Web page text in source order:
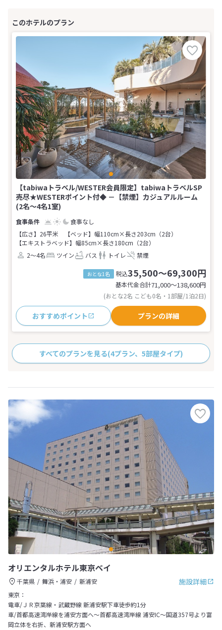
【tabiwaトラベル/WESTER会員限定】tabiwaトラベルSP
売尽★WESTERポイント付◆ －【禁煙】カジュアルルーム
(2名～4名1室)
食事なし
【広さ】26平米
【ベッド】幅110cm×長さ203cm（2台）
【エキストラベッド】幅85cm×長さ180cm（2台）
2～4名
ツイン バス トイレ 禁煙
おとな1名 税込35,500～69,300円
基本代金合計71,000〜138,600円
(おとな2名 こども0名・1部屋/1泊2日)
おすすめポイント プランの詳細
すべてのプランを見る(4プラン、5部屋タイプ)
オリエンタルホテル東京ベイ
施設詳細
千葉県 舞浜・浦安
新浦安
東京：
電車/ＪＲ京葉線・武蔵野線 新浦安駅下車徒歩約1分
車/首都高速湾岸線を浦安方面へ～首都高速湾岸線 浦安IC～国道357号より富
岡立体を右折、新浦安駅方面へ